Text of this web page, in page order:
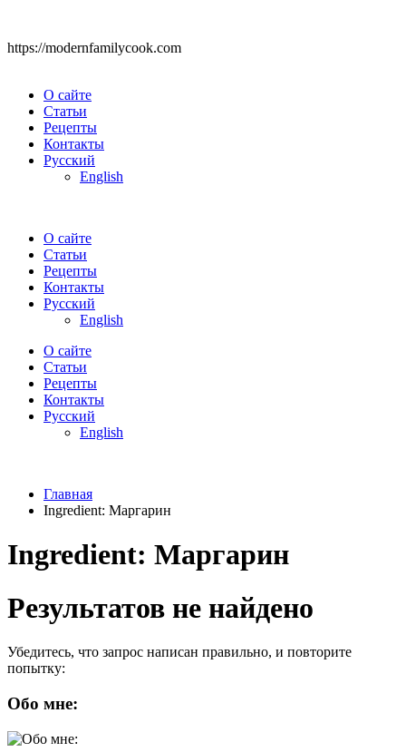
https://modernfamilycook.com
О сайте
Статьи
Рецепты
Контакты
Русский
English
О сайте
Статьи
Рецепты
Контакты
Русский
English
О сайте
Статьи
Рецепты
Контакты
Русский
English
Главная
Ingredient: Маргарин
Ingredient: Маргарин
Результатов не найдено
Убедитесь, что запрос написан правильно, и повторите
попытку:
Обо мне: